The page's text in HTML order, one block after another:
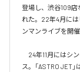
登場し、渋谷109店
れた。22年4月には
ンマンライブを開催
24年11月にはシン
ス。「ASTRO JET